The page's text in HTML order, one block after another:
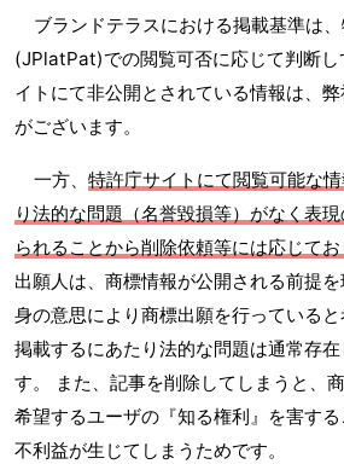
ブランドテラスにおける掲載基準は
(JPlatPat)での閲覧可否に応じて判断し
イトにて非公開とされている情報は、
がございます。
一方、 特許庁サイトにて閲覧可能な
り法的な問題（名誉毀損等）がなく表
られることから削除依頼等には応じて
出願人は、商標情報が公開される前提
身の意思により商標出願を行っている
掲載するにあたり法的な問題は通常存
す。 また、記事を削除してしまうと、
希望するユーザの『知る権利』を害す
不利益が生じてしまうためです。